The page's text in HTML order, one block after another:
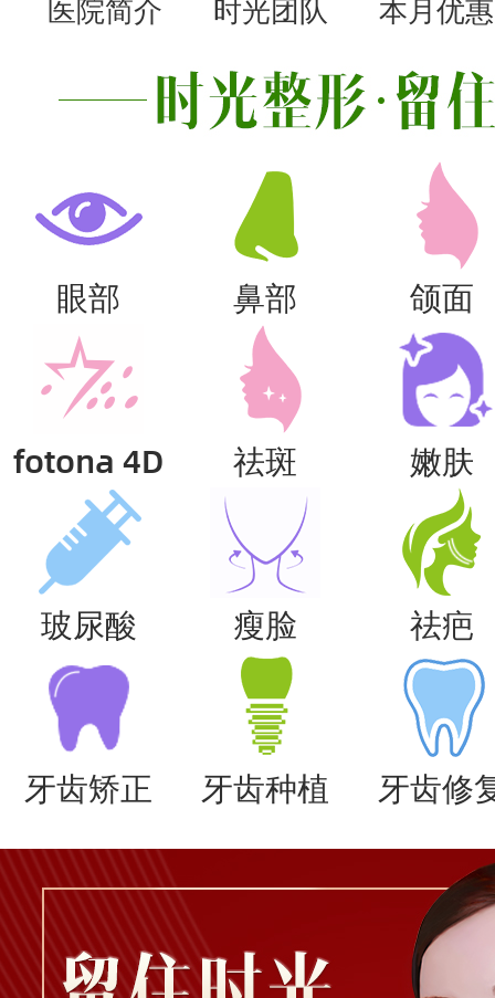
医院简介 时光团队 本月优惠
眼部 鼻部 颌面
fotona 4D 祛斑 嫩肤
玻尿酸 瘦脸 祛疤
牙齿矫正 牙齿种植 牙齿修